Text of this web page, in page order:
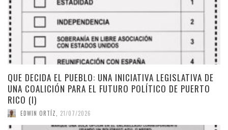
QUE DECIDA EL PUEBLO: UNA INICIATIVA LEGISLATIVA DE
UNA COALICIÓN PARA EL FUTURO POLÍTICO DE PUERTO
RICO (I)
EDWIN ORTÍZ 21/07/2026